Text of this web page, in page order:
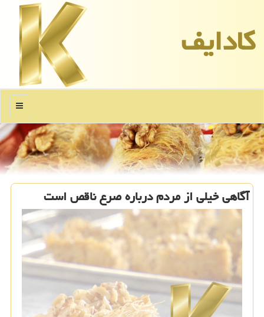
كادایف
منو
آگاهی خیلی از مردم درباره صرع ناقص است